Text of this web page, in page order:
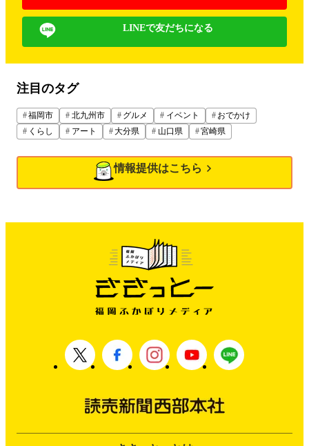
LINEで友だちになる
注目のタグ
福岡市 北九州市 グルメ イベント
おでかけ
くらし
アート 大分県 山口県 宮崎県
情報提供はこちら